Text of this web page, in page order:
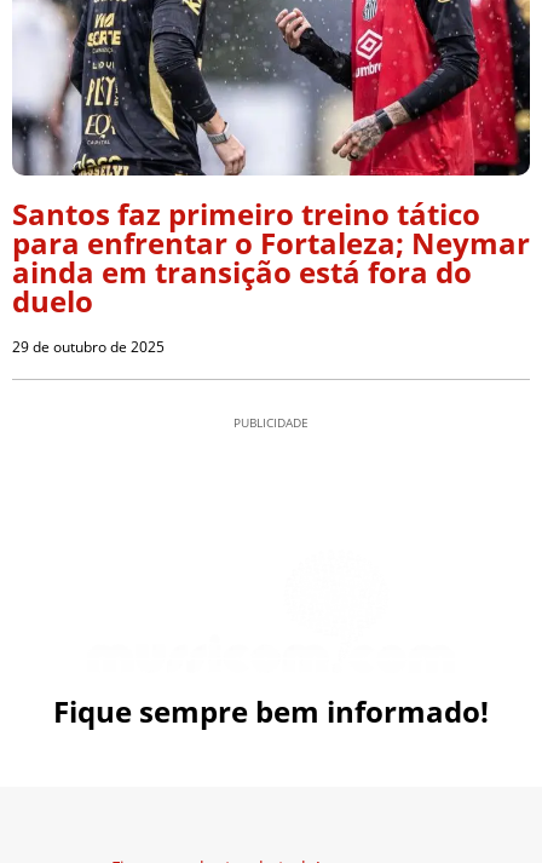
Santos faz primeiro treino tático
para enfrentar o Fortaleza; Neymar
ainda em transição está fora do
duelo
29 de outubro de 2025
PUBLICIDADE
Fique sempre bem informado!